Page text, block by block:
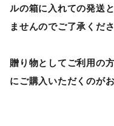
ルの箱に入れての発送
ませんのでご了承くださ
贈り物としてご利用の
にご購入いただくのが